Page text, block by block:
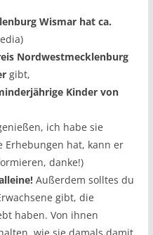
Wismar hat ca.
Nordwestmecklenburg
gibt,
Kinder von
ich habe sie
Erhebungen hat, kann er
danke!)
Außerdem solltes du
gibt, die
haben. Von ihnen
wie sie damals damit